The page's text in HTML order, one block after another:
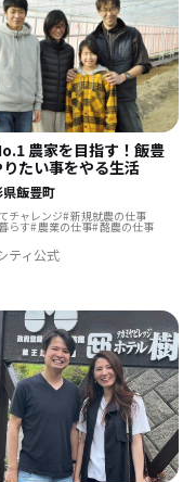
農家を目指す！飯豊
たい事をやる生活
県飯豊町
チャレンジ 新規就農の仕事
らす 農業の仕事 酪農の仕事
ティ公式